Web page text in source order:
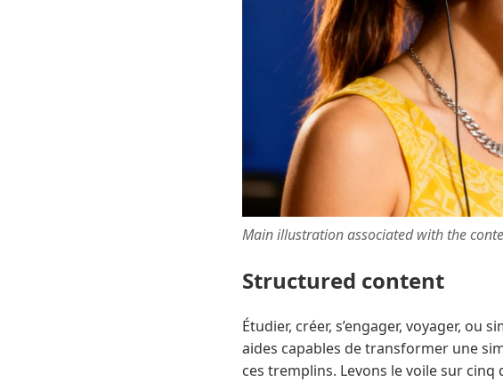
Main illustration associated with the
Structured content
Étudier, créer, s’engager, voyager,
aides capables de transformer une
ces tremplins. Levons le voile sur